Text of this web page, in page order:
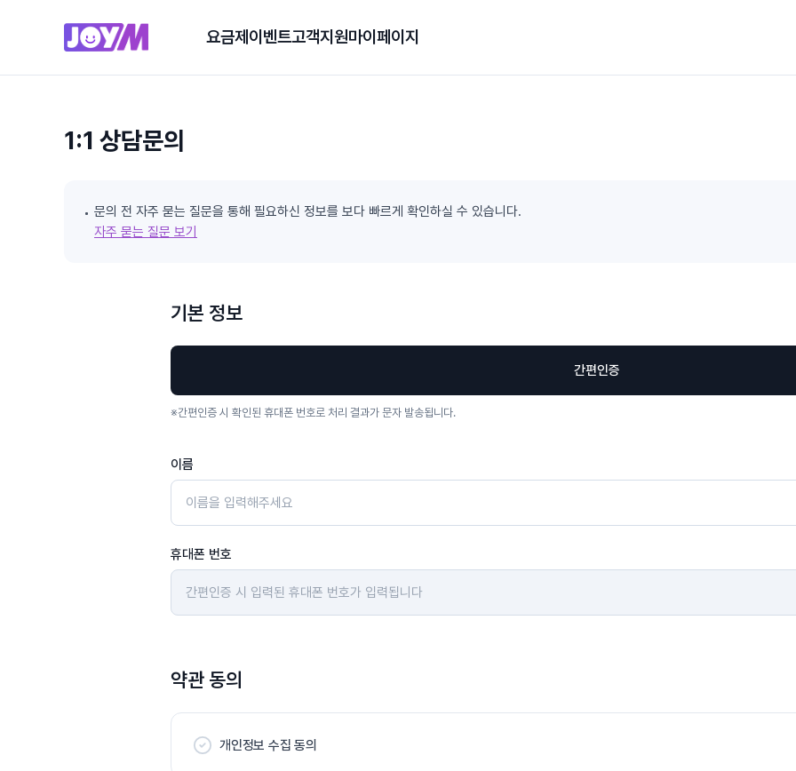
요금제 이벤트고객지원마이페이지
1:1 상담문의
문의 전 자주 묻는 질문을 통해 필요하신 정보를 보다 빠르게 확인하실 수 있습니다.
자주 묻는 질문 보기
기본 정보
간편인증
※간편인증 시 확인된 휴대폰 번호로 처리 결과가 문자 발송됩니다.
이름
휴대폰 번호
약관 동의
개인정보 수집 동의